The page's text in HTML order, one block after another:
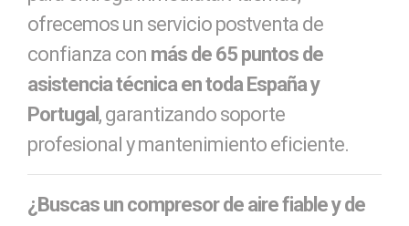
ofrecemos un servicio postventa de
confianza con más de 65 puntos de
asistencia técnica en toda España y
Portugal, garantizando soporte
profesional y mantenimiento eficiente.
¿Buscas un compresor de aire fiable y de